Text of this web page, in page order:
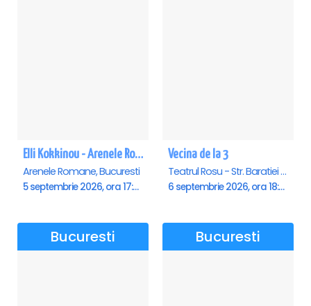
Elli Kokkinou - Arenele Romane
Arenele Romane, Bucuresti
5 septembrie 2026, ora 17:00
Vecina de la 3
Teatrul Rosu - Str. Baratiei 31, Bucuresti
6 septembrie 2026, ora 18:00
Bucuresti Bucuresti